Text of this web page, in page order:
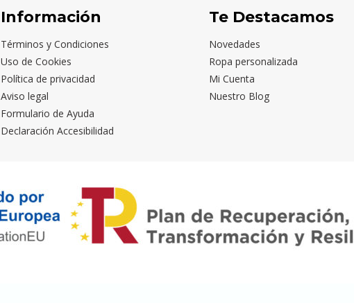
Información
Términos y Condiciones
Uso de Cookies
Política de privacidad
Aviso legal
Formulario de Ayuda
Declaración Accesibilidad
Te Destacamos
Novedades
Ropa personalizada
Mi Cuenta
Nuestro Blog